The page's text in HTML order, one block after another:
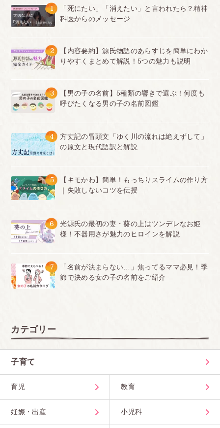
1
「死にたい」「消えたい」と言われたら？精神
科医からのメッセージ
2
【内容要約】源氏物語のあらすじを簡単にわか
りやすくまとめて解説！5つの魅力も説明
3
【男の子の名前】5種類の響きで選ぶ！何度も
呼びたくなる男の子の名前図鑑
4
方丈記の冒頭文「ゆく川の流れは絶えずして」
の原文と現代語訳と解説
5
【キモかわ】簡単！もっちりスライムの作り方
｜失敗しないコツを伝授
6
光源氏の最初の妻・葵の上はツンデレなお姫
様！不器用さが魅力のヒロインを解説
7
「名前が決まらない…」焦ってるママ必見！季
節で決める女の子の名前をご紹介
カテゴリー
子育て
育児 教育
妊娠・出産 小児科